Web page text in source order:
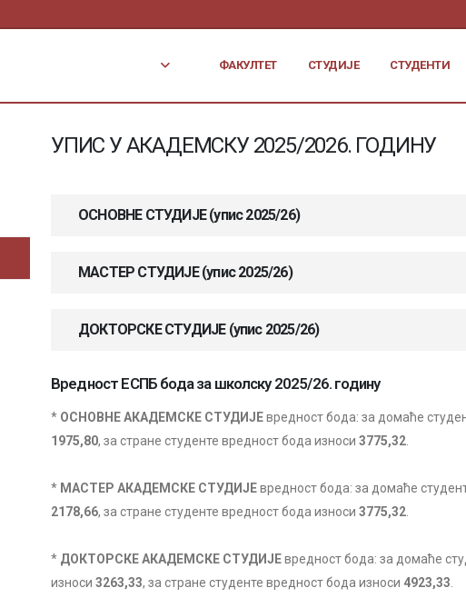
ФАКУЛТЕТ СТУДИЈЕ СТУДЕНТИ
УПИС У АКАДЕМСКУ 2025/2026. ГОДИНУ
ОСНОВНЕ СТУДИЈЕ (упис 2025/26)
МАСТЕР СТУДИЈЕ (упис 2025/26)
ДОКТОРСКЕ СТУДИЈЕ (упис 2025/26)
Вредност ЕСПБ бода за школску 2025/26. годину
* ОСНОВНЕ АКАДЕМСКЕ СТУДИЈЕвредност бода: за домаће
1975,80, за стране студенте вредност бода износи 3775,32
* МАСТЕР АКАДЕМСКЕ СТУДИЈЕвредност бода: за домаће
2178,66, за стране студенте вредност бода износи 3775,32
* ДОКТОРСКЕ АКАДЕМСКЕ СТУДИЈЕвредност бода: за домаће
износи 3263,33, за стране студенте вредност бода износи 4923,33